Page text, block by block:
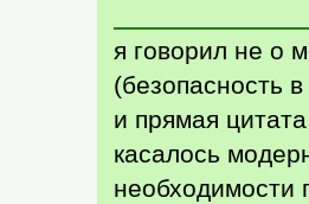
я говорил не о
(безопасность
и прямая
касалось
необходимости